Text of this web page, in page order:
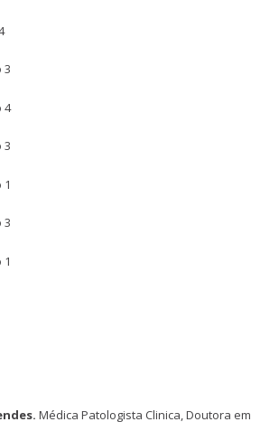
3
4
3
1
3
1
Médica Patologista Clinica, Doutora em